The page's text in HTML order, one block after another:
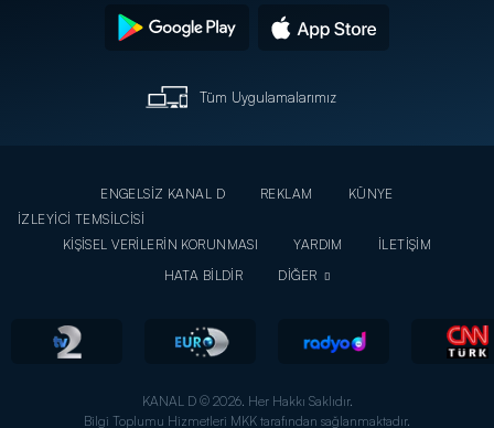
Tüm Uygulamalarımız
ENGELSİZ KANAL D REKLAM
KÜNYE
İZLEYİCİ TEMSİLCİSİ
KİŞİSEL VERİLERİN KORUNMASI
YARDIM
İLETİŞİM
HATA BİLDİR
DİĞER
KANAL D © 2026. Her Hakkı Saklıdır.
Bilgi Toplumu Hizmetleri MKK tarafından sağlanmaktadır.